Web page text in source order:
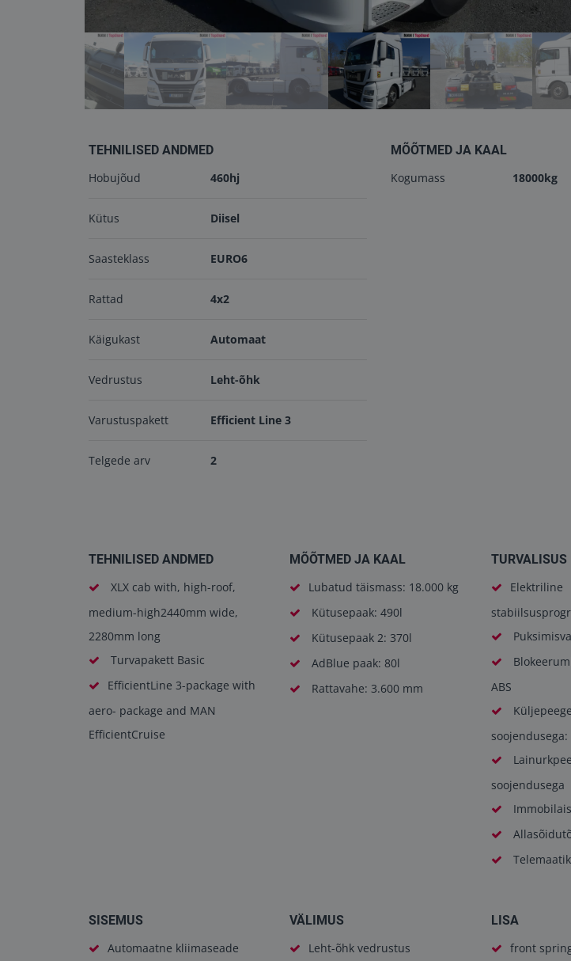
TEHNILISED ANDMED
Hobujõud
460hj
Kütus Diisel
Saasteklass EURO6
Rattad 4x2
Käigukast Automaat
Vedrustus Leht-õhk
Varustuspakett Efficient Line 3
Telgede arv 2
MÕÕTMED JA KAAL
Kogumass
18000kg
TEHNILISED ANDMED
XLX cab with, high-roof,
medium-high2440mm wide,
2280mm long
Turvapakett Basic
EfficientLine 3-package with
aero- package and MAN
EfficientCruise
MÕÕTMED JA KAAL
Lubatud täismass: 18.000 kg
Kütusepaak: 490l
Kütusepaak 2: 370l
AdBlue paak: 80l
Rattavahe: 3.600 mm
TURVALISUS
Elektriline
ABS
soojendusega
SISEMUS
Automaatne kliimaseade
VÄLIMUS
Leht-õhk vedrustus
LISA
front